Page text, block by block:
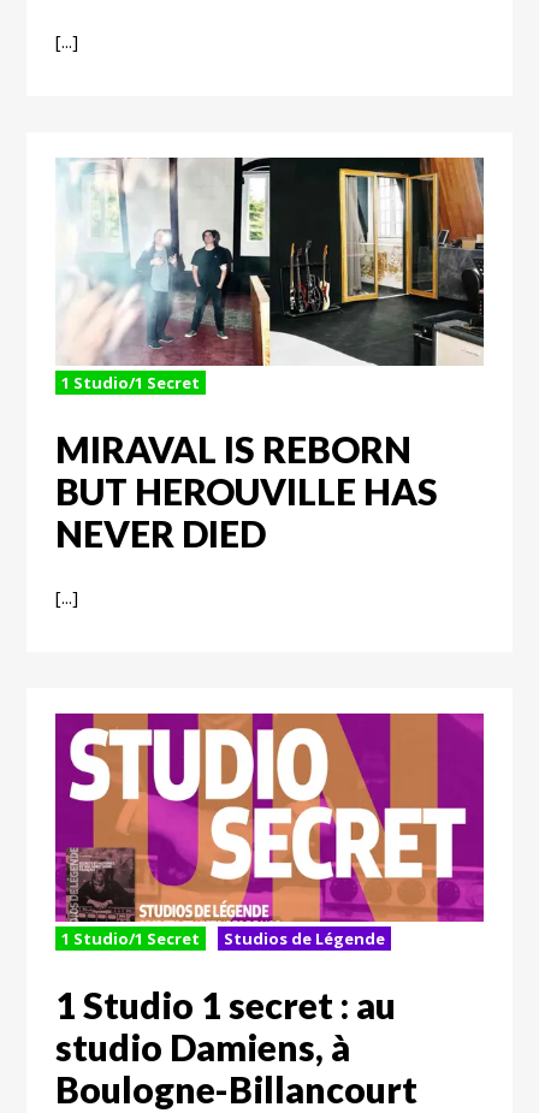
[...]
1 Studio/1 Secret
MIRAVAL IS REBORN
BUT HEROUVILLE HAS
NEVER DIED
[...]
1 Studio/1 Secret Studios de Légende
1 Studio 1 secret : au
studio Damiens, à
Boulogne-Billancourt